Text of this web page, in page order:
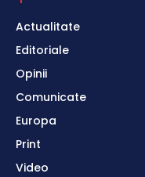
Actualitate
Editoriale
Opinii
Comunicate
Europa
Print
Video